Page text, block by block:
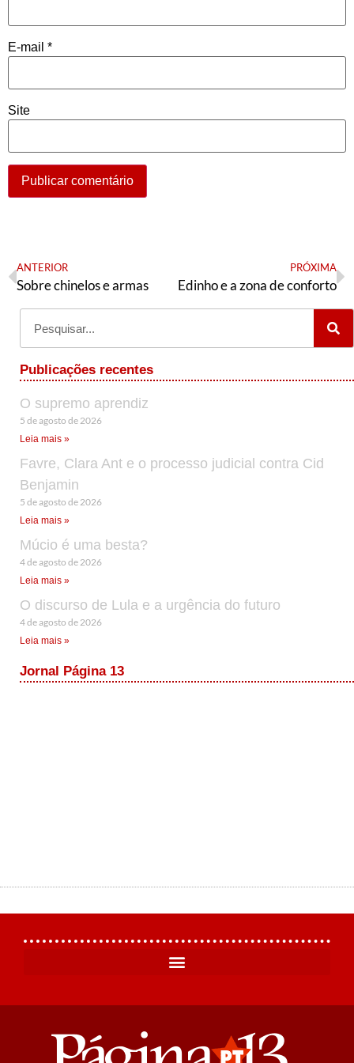
E-mail *
Site
ANTERIOR
Sobre chinelos e armas
PRÓXIMA
Edinho e a zona de conforto
Publicações recentes
O supremo aprendiz
5 de agosto de 2026
Leia mais »
Favre, Clara Ant e o processo judicial contra Cid
Benjamin
5 de agosto de 2026
Leia mais »
Múcio é uma besta?
4 de agosto de 2026
Leia mais »
O discurso de Lula e a urgência do futuro
4 de agosto de 2026
Leia mais »
Jornal Página 13